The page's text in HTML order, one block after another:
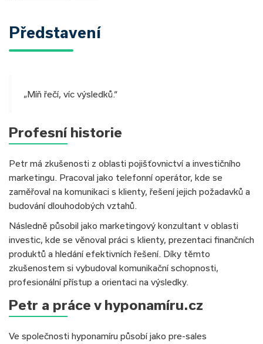
Představení
„Míň řečí, víc výsledků.“
Profesní historie
Petr má zkušenosti z oblasti pojišťovnictví a investičního
marketingu. Pracoval jako telefonní operátor, kde se
zaměřoval na komunikaci s klienty, řešení jejich požadavků a
budování dlouhodobých vztahů.
Následně působil jako marketingový konzultant v oblasti
investic, kde se věnoval práci s klienty, prezentaci finančních
produktů a hledání efektivních řešení. Díky těmto
zkušenostem si vybudoval komunikační schopnosti,
profesionální přístup a orientaci na výsledky.
Petr a práce v hyponamíru.cz
Ve společnosti hyponamíru působí jako pre-sales